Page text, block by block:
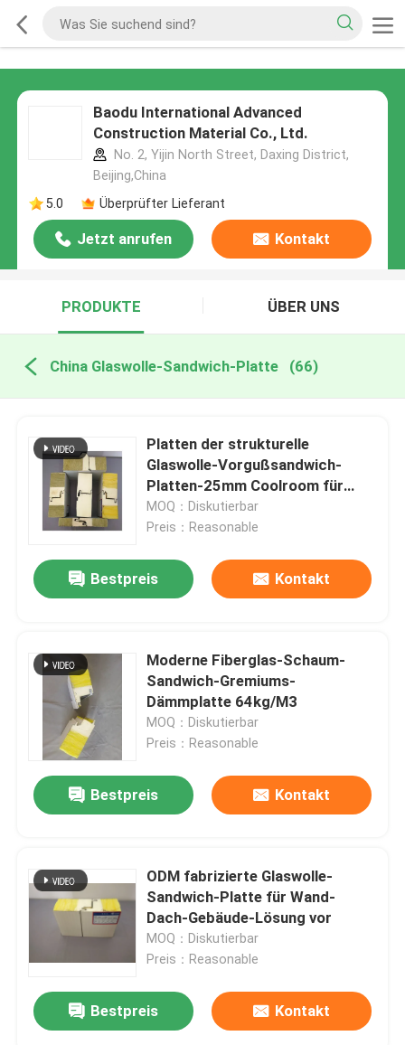
Baodu International Advanced
Construction Material Co., Ltd.
No. 2, Yijin North Street, Daxing District,
Beijing,China
5.0
Überprüfter Lieferant
Jetzt anrufen Kontakt
PRODUKTE ÜBER UNS
China Glaswolle-Sandwich-Platte (66)
Platten der strukturelle
Glaswolle-Vorgußsandwich-
Platten-25mm Coolroom für
errichtende Dächer
MOQ：Diskutierbar
Preis：Reasonable
Bestpreis Kontakt
Moderne Fiberglas-Schaum-
Sandwich-Gremiums-
Dämmplatte 64kg/M3
MOQ：Diskutierbar
Preis：Reasonable
Bestpreis Kontakt
ODM fabrizierte Glaswolle-
Sandwich-Platte für Wand-
Dach-Gebäude-Lösung vor
MOQ：Diskutierbar
Preis：Reasonable
Bestpreis Kontakt